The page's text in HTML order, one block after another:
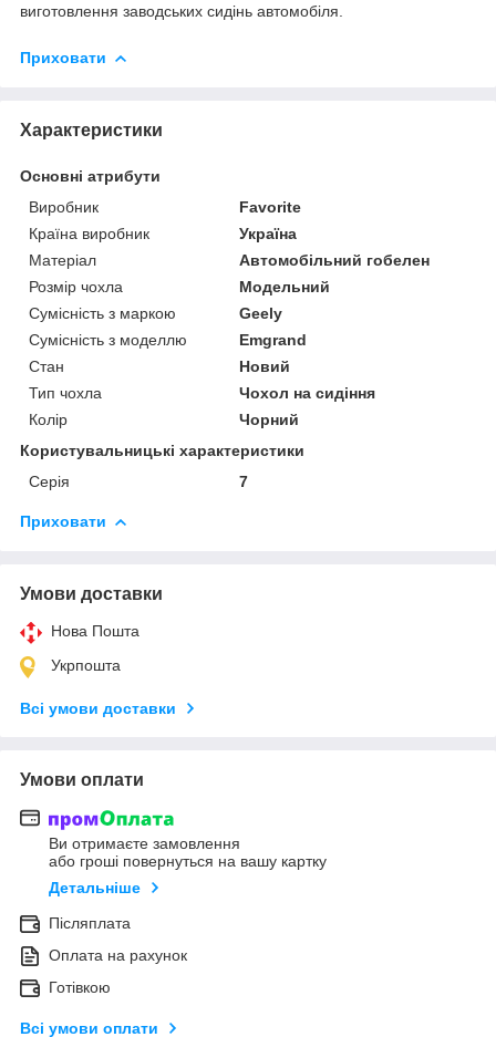
виготовлення заводських сидінь автомобіля.
Приховати
Характеристики
Основні атрибути
Виробник
Favorite
Країна виробник
Україна
Матеріал
Автомобільний гобелен
Розмір чохла
Модельний
Сумісність з маркою
Geely
Сумісність з моделлю
Emgrand
Стан
Новий
Тип чохла
Чохол на сидіння
Колір
Чорний
Користувальницькі характеристики
Серія
7
Приховати
Умови доставки
Нова Пошта
Укрпошта
Всі умови доставки
Умови оплати
Ви отримаєте замовлення
або гроші повернуться на вашу картку
Детальніше
Післяплата
Оплата на рахунок
Готівкою
Всі умови оплати